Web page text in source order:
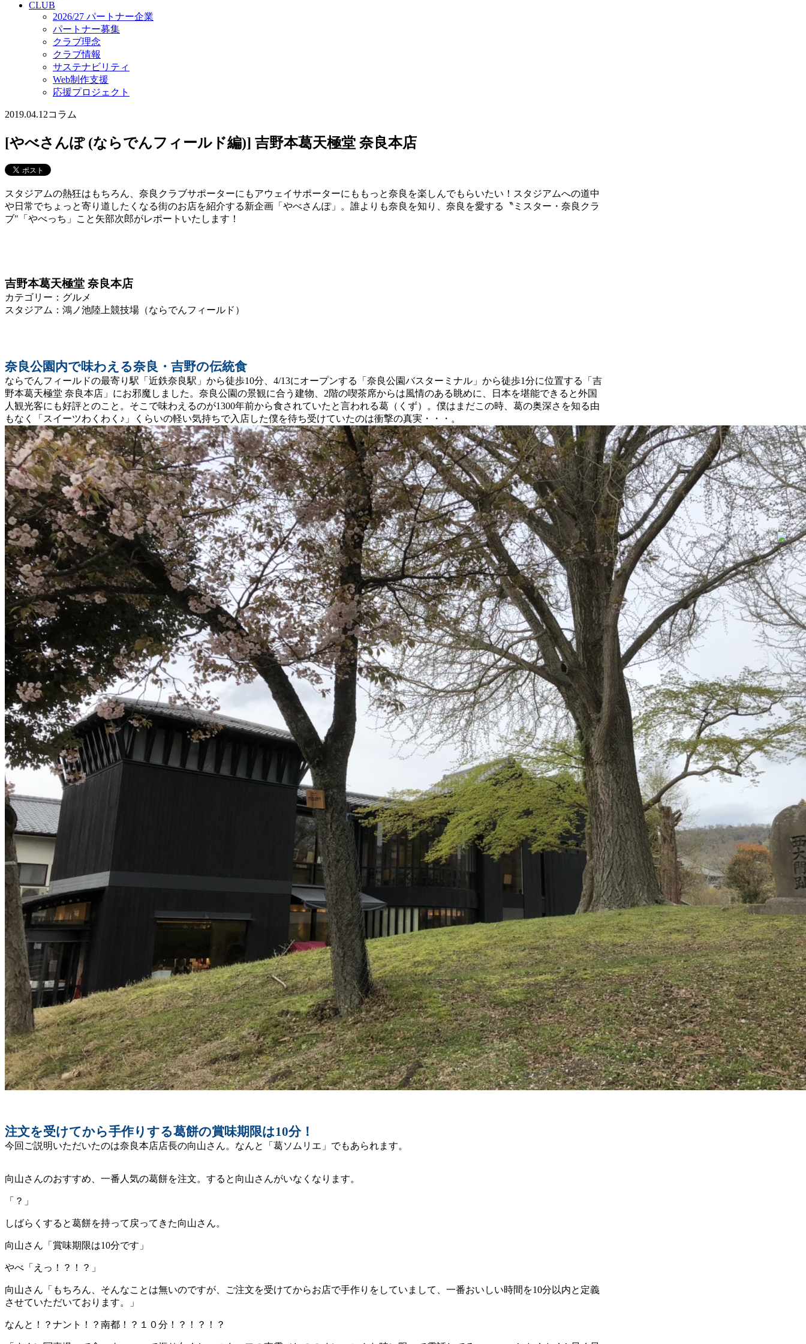
CLUB
2026/27 パートナー企業
パートナー募集
クラブ理念
クラブ情報
サステナビリティ
Web制作支援
応援プロジェクト
2019.04.12コラム
[やべさんぽ (ならでんフィールド編)] 吉野本葛天極堂 奈良本店
スタジアムの熱狂はもちろん、奈良クラブサポーターにもアウェイサポーターにももっと奈良を楽しんでもらいたい！ スタジアムへの道中
や日常でちょっと寄り道したくなる街のお店を紹介する新企画「やべさんぽ」。 誰よりも奈良を知り、奈良を愛する〝ミスター・奈良クラ
ブ″「やべっち」こと矢部次郎がレポートいたします！
吉野本葛天極堂 奈良本店
カテゴリー：グルメ
スタジアム：鴻ノ池陸上競技場（ならでんフィールド）
奈良公園内で味わえる奈良・吉野の伝統食
ならでんフィールドの最寄り駅「近鉄奈良駅」から徒歩10分、4/13にオープンする「奈良公園バスターミナル」から徒歩1分に位置する「吉
野本葛天極堂 奈良本店」にお邪魔しました。奈良公園の景観に合う建物、2階の喫茶席からは風情のある眺めに、日本を堪能できると外国
人観光客にも好評とのこと。そこで味わえるのが1300年前から食されていたと言われる葛（くず）。僕はまだこの時、葛の奥深さを知る由
もなく「スイーツわくわく♪」くらいの軽い気持ちで入店した僕を待ち受けていたのは衝撃の真実・・・。
注文を受けてから手作りする葛餅の賞味期限は10分！
今回ご説明いただいたのは奈良本店店長の向山さん。なんと「葛ソムリエ」でもあられます。
向山さんのおすすめ、一番人気の葛餅を注文。すると向山さんがいなくなります。
「？」
しばらくすると葛餅を持って戻ってきた向山さん。
向山さん「賞味期限は10分です」
やべ「えっ！？！？」
向山さん「もちろん、そんなことは無いのですが、ご注文を受けてからお店で手作りをしていまして、一番おいしい時間を10分以内と定義
させていただいております。」
なんと！？ナント！？南都！？１０分！？！？！？